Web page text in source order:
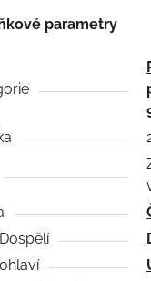
parametry